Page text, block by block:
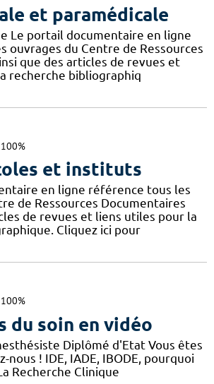
et paramédicale
Le portail documentaire en ligne
ouvrages du Centre de Ressources
que des articles de revues et
recherche bibliographiq
100%
et instituts
en ligne référence tous les
de Ressources Documentaires
de revues et liens utiles pour la
Cliquez ici pour
100%
du soin en vidéo
Diplômé d'Etat Vous êtes
nous ! IDE, IADE, IBODE, pourquoi
Recherche Clinique